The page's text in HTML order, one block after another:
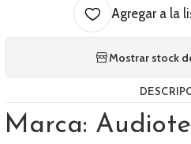
Agregar a la
Mostrar stock
Marca: